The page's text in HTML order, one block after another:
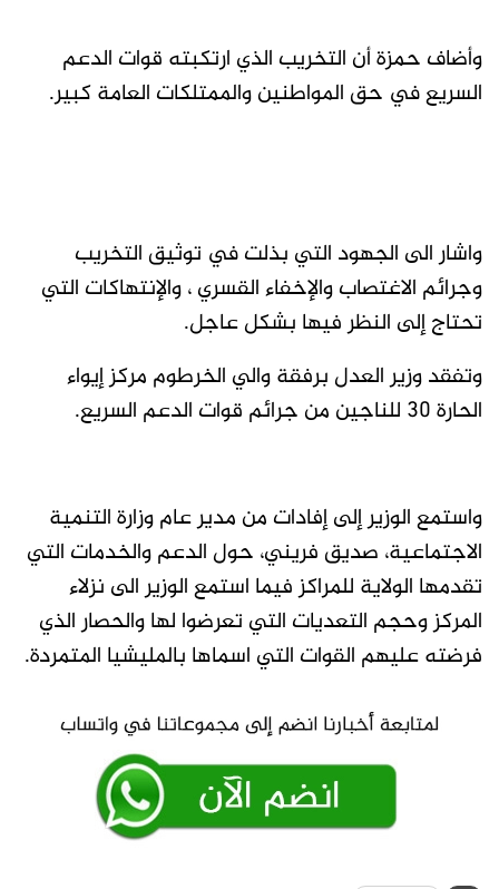
وأضاف حمزة أن التخريب الذي ارتكبته قوات الدعم
السريع في حق المواطنين والممتلكات العامة كبير.
واشار الى الجهود التي بذلت في توثيق التخريب
وجرائم الاغتصاب والإخفاء القسري ، والإنتهاكات التي
تحتاج إلى النظر فيها بشكل عاجل.
وتفقد وزير العدل برفقة والي الخرطوم مركز إيواء
الحارة ٣٠ للناجين من جرائم قوات الدعم السريع.
واستمع الوزير إلى إفادات من مدير عام وزارة التنمية
الاجتماعية، صديق فريني، حول الدعم والخدمات التي
تقدمها الولاية للمراكز فيما استمع الوزير الى نزلاء
المركز وحجم التعديات التي تعرضوا لها والحصار الذي
فرضته عليهم القوات التي اسماها بالمليشيا المتمردة.